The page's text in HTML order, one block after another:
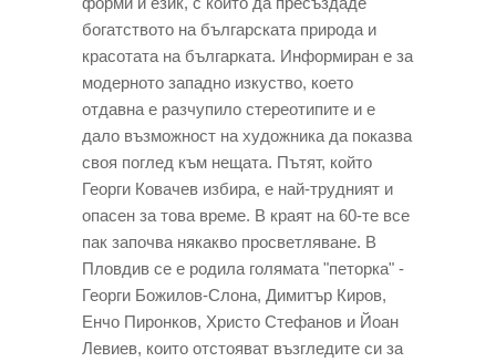
богатството на българската природа и
красотата на българката. Информиран е за
модерното западно изкуство, което
отдавна е разчупило стереотипите и е
дало възможност на художника да показва
своя поглед към нещата. Пътят, който
Георги Ковачев избира, е най-трудният и
опасен за това време. В краят на 60-те все
пак започва някакво просветляване. В
Пловдив се е родила голямата "петорка" -
Георги Божилов-Слона, Димитър Киров,
Енчо Пиронков, Христо Стефанов и Йоан
Левиев, които отстояват възгледите си за